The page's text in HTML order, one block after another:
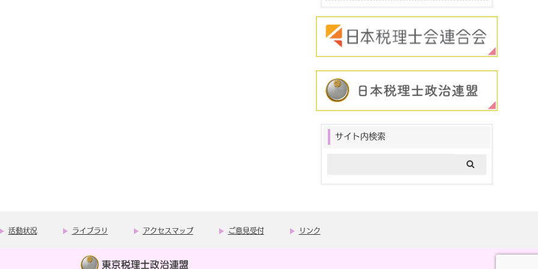
サイト内検索
活動状況 ライブラリ アクセスマップ ご意見受付 リンク